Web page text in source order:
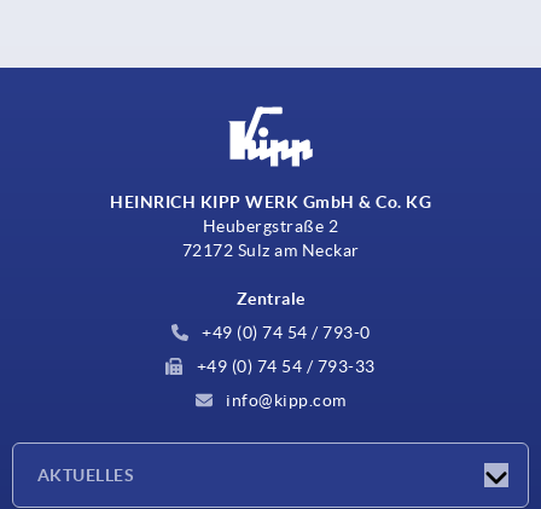
HEINRICH KIPP WERK GmbH & Co. KG
Heubergstraße 2
72172 Sulz am Neckar
Zentrale
+49 (0) 74 54 / 793-0
+49 (0) 74 54 / 793-33
info@kipp.com
AKTUELLES